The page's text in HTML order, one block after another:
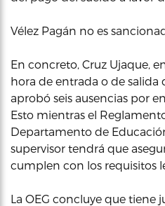
Vélez Pagán no es
En concreto, Cruz Ujaque,
hora de entrada o de salida
aprobó seis ausencias por
Esto mientras el
Departamento de
supervisor tendrá que
cumplen con los requisitos
La OEG concluye que tiene